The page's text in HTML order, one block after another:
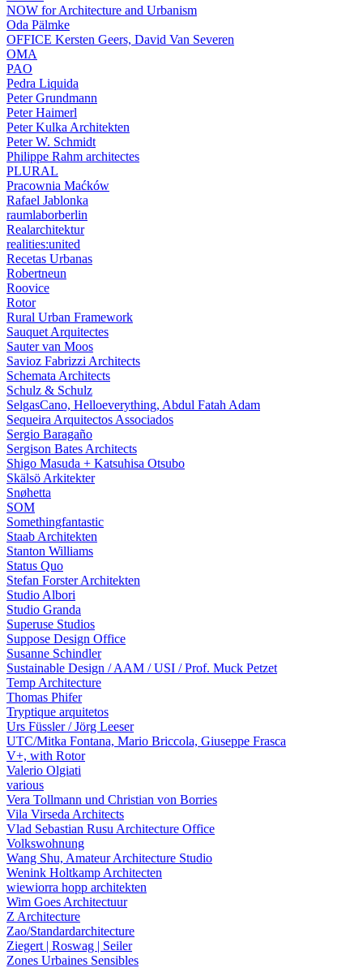
NOW for Architecture and Urbanism
Oda Pälmke
OFFICE Kersten Geers, David Van Severen
OMA
PAO
Pedra Liquida
Peter Grundmann
Peter Haimerl
Peter Kulka Architekten
Peter W. Schmidt
Philippe Rahm architectes
PLURAL
Pracownia Maćków
Rafael Jablonka
raumlaborberlin
Realarchitektur
realities:united
Recetas Urbanas
Robertneun
Roovice
Rotor
Rural Urban Framework
Sauquet Arquitectes
Sauter van Moos
Savioz Fabrizzi Architects
Schemata Architects
Schulz & Schulz
SelgasCano, Helloeverything, Abdul Fatah Adam
Sequeira Arquitectos Associados
Sergio Baragaño
Sergison Bates Architects
Shigo Masuda + Katsuhisa Otsubo
Skälsö Arkitekter
Snøhetta
SOM
Somethingfantastic
Staab Architekten
Stanton Williams
Status Quo
Stefan Forster Architekten
Studio Albori
Studio Granda
Superuse Studios
Suppose Design Office
Susanne Schindler
Sustainable Design / AAM / USI / Prof. Muck Petzet
Temp Architecture
Thomas Phifer
Tryptique arquitetos
Urs Füssler / Jörg Leeser
UTC/Mitka Fontana, Mario Briccola, Giuseppe Frasca
V+, with Rotor
Valerio Olgiati
various
Vera Tollmann und Christian von Borries
Vila Virseda Architects
Vlad Sebastian Rusu Architecture Office
Volkswohnung
Wang Shu, Amateur Architecture Studio
Wenink Holtkamp Architecten
wiewiorra hopp architekten
Wim Goes Architectuur
Z Architecture
Zao/Standardarchitecture
Ziegert | Roswag | Seiler
Zones Urbaines Sensibles